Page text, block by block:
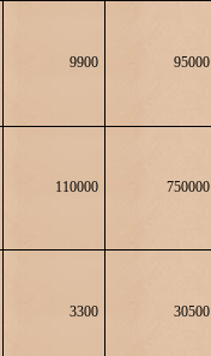
9900 95000
110000 750000
3300 30500